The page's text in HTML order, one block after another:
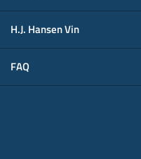
H.J. Hansen Vin
FAQ